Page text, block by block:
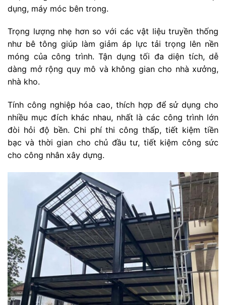
dụng, máy móc bên trong.
Trọng lượng nhẹ hơn so với các vật liệu truyền thống
như bê tông giúp làm giảm áp lực tải trọng lên nền
móng của công trình. Tận dụng tối đa diện tích, dễ
dàng mở rộng quy mô và không gian cho nhà xưởng,
nhà kho.
Tính công nghiệp hóa cao, thích hợp để sử dụng cho
nhiều mục đích khác nhau, nhất là các công trình lớn
đòi hỏi độ bền. Chi phí thi công thấp, tiết kiệm tiền
bạc và thời gian cho chủ đầu tư, tiết kiệm công sức
cho công nhân xây dựng.